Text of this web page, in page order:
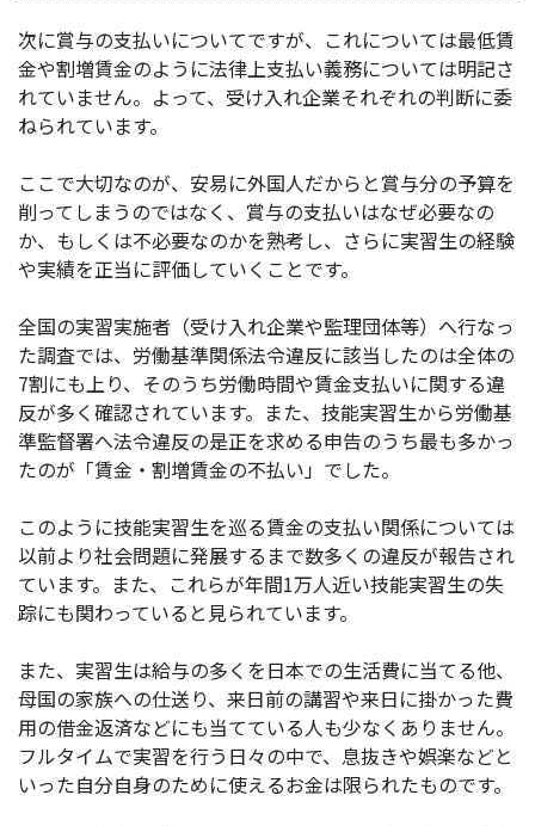
次に賞与の支払いについてですが、これについては最低賃
金や割増賃金のように法律上支払い義務については明記さ
れていません。よって、受け入れ企業それぞれの判断に委
ねられています。
ここで大切なのが、安易に外国人だからと賞与分の予算を
削ってしまうのではなく、賞与の支払いはなぜ必要なの
か、もしくは不必要なのかを熟考し、さらに実習生の経験
や実績を正当に評価していくことです。
全国の実習実施者（受け入れ企業や監理団体等）へ行なっ
た調査では、労働基準関係法令違反に該当したのは全体の
7割にも上り、そのうち労働時間や賃金支払いに関する違
反が多く確認されています。また、技能実習生から労働基
準監督署へ法令違反の是正を求める申告のうち最も多かっ
たのが「賃金・割増賃金の不払い」でした。
このように技能実習生を巡る賃金の支払い関係については
以前より社会問題に発展するまで数多くの違反が報告され
ています。また、これらが年間1万人近い技能実習生の失
踪にも関わっていると見られています。
また、実習生は給与の多くを日本での生活費に当てる他、
母国の家族への仕送り、来日前の講習や来日に掛かった費
用の借金返済などにも当てている人も少なくありません。
フルタイムで実習を行う日々の中で、息抜きや娯楽などと
いった自分自身のために使えるお金は限られたものです。